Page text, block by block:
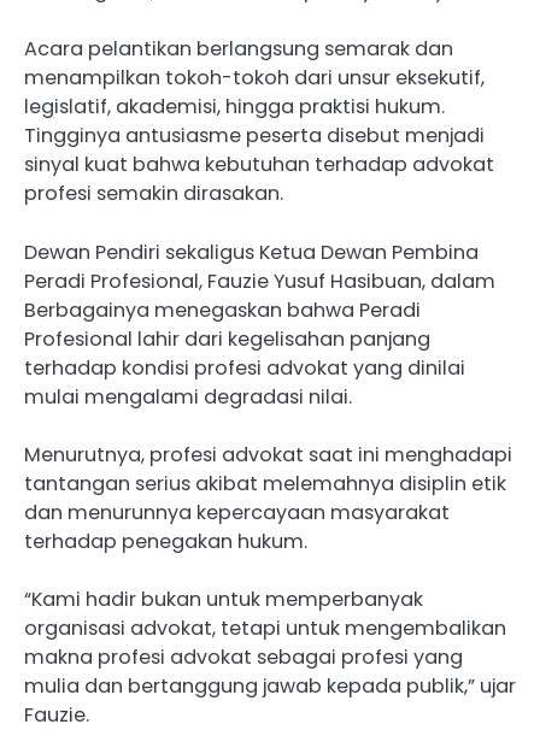
Acara pelantikan berlangsung semarak dan
menampilkan tokoh-tokoh dari unsur eksekutif,
legislatif, akademisi, hingga praktisi hukum.
Tingginya antusiasme peserta disebut menjadi
sinyal kuat bahwa kebutuhan terhadap advokat
profesi semakin dirasakan.
Dewan Pendiri sekaligus Ketua Dewan Pembina
Peradi Profesional, Fauzie Yusuf Hasibuan, dalam
Berbagainya menegaskan bahwa Peradi
Profesional lahir dari kegelisahan panjang
terhadap kondisi profesi advokat yang dinilai
mulai mengalami degradasi nilai.
Menurutnya, profesi advokat saat ini menghadapi
tantangan serius akibat melemahnya disiplin etik
dan menurunnya kepercayaan masyarakat
terhadap penegakan hukum.
“Kami hadir bukan untuk memperbanyak
organisasi advokat, tetapi untuk mengembalikan
makna profesi advokat sebagai profesi yang
mulia dan bertanggung jawab kepada publik,” ujar
Fauzie.